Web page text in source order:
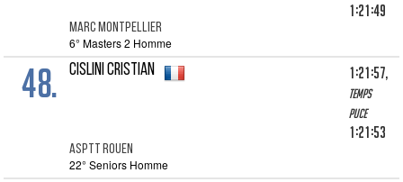
MARC MONTPELLIER
1:21:49
6° Masters 2 Homme
48. CISLINI CRISTIAN
ASPTT ROUEN
1:21:57,
Temps
puce
1:21:53
22° Seniors Homme